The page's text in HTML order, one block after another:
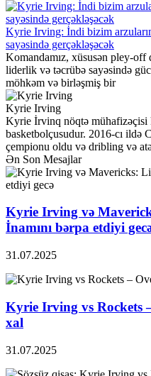
Kyrie Irving: İndi bizim
sayəsində gerçəkləşəcək
Komandamız, xüsusən pley-off
liderlik və təcrübə sayəsində
möhkəm və birləşmiş bir
Kyrie Irving
Kyrie İrvinq nöqtə mühafizəçisi
basketbolçusudur. 2016-cı ildə
çempionu oldu və dribling və
Ən Son Mesajlar
Kyrie Irving və
İnamını bərpa etdiyi
31.07.2025
Kyrie Irving vs Rockets
xal
31.07.2025